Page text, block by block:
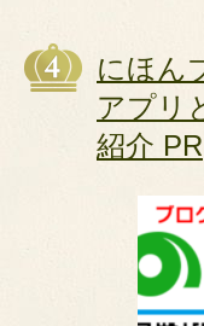
にほん
アプリ
紹介 PR